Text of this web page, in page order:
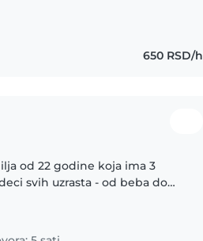
650 RSD/h
od 22 godine koja ima 3
svih uzrasta - od beba do